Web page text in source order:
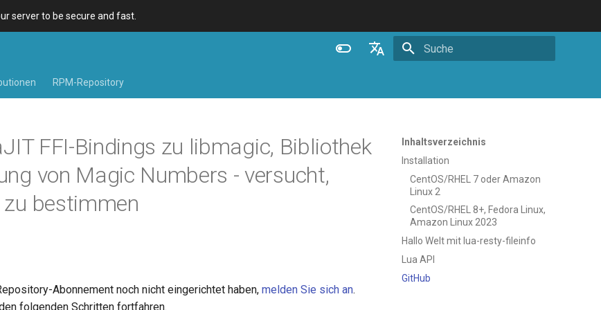
server to be secure and fast.
Deutsch
RPM-Repository
Inhaltsverzeichnis
Installation
CentOS/RHEL 7 oder Amazon
Linux 2
CentOS/RHEL 8+, Fedora Linux,
Amazon Linux 2023
Hallo Welt mit lua-resty-fileinfo
Lua API
GitHub
FFI-Bindings zu libmagic, Bibliothek
von Magic Numbers - versucht,
bestimmen
Abonnement noch nicht eingerichtet haben, melden Sie sich an.
folgenden Schritten fortfahren.